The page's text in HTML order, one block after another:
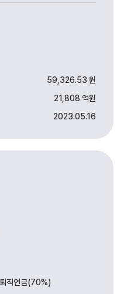
59,326.53 원
21,808 억원
2023.05.16
퇴직연금(70%)